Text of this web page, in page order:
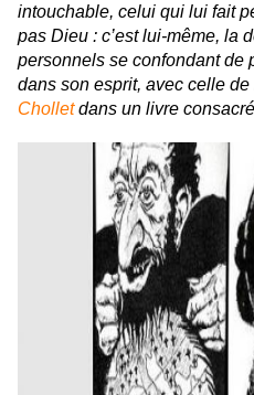
intouchable, celui qui lui fait
pas Dieu : c’est lui-même, la
personnels se confondant de
dans son esprit, avec celle de
Cholletdans un livre